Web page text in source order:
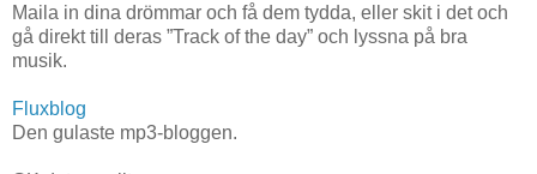
Maila in dina drömmar och få dem tydda, eller skit i det och
gå direkt till deras ”Track of the day” och lyssna på bra
musik.
Fluxblog
Den gulaste mp3-bloggen.